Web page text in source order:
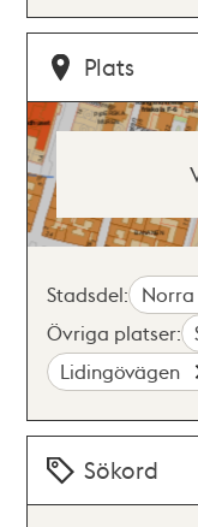
Plats
Stadsdel:
Övriga platser:
Lidingövägen
Sökord